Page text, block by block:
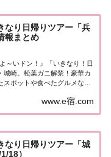
なり日帰りツアー「兵
報まとめ
～いドン！』「いきなり！日
城崎。松葉ガニ解禁！豪華カ
スポットや食べたグルメな
・田村さんが街行く人にいき
ま日帰りツアーにご招待す
www.e宿.com
なり日帰りツアー「城
18）